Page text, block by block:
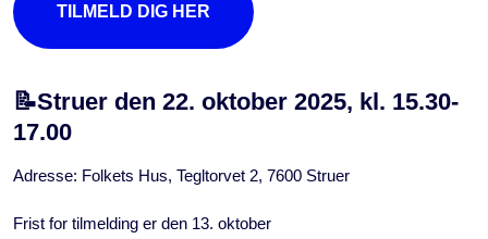
TILMELD DIG HER
📝Struer den 22. oktober 2025, kl. 15.30-
17.00
Adresse: Folkets Hus, Tegltorvet 2, 7600 Struer
Frist for tilmelding er den 13. oktober